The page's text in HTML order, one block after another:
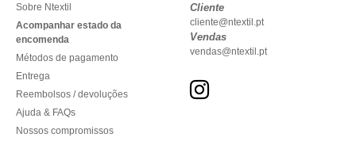
Sobre Ntextil
Acompanhar estado da
encomenda
Métodos de pagamento
Entrega
Reembolsos / devoluções
Ajuda & FAQs
Nossos compromissos
Cliente
cliente@ntextil.pt
Vendas
vendas@ntextil.pt